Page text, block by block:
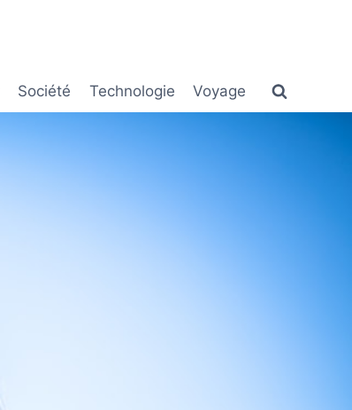
Société Technologie Voyage